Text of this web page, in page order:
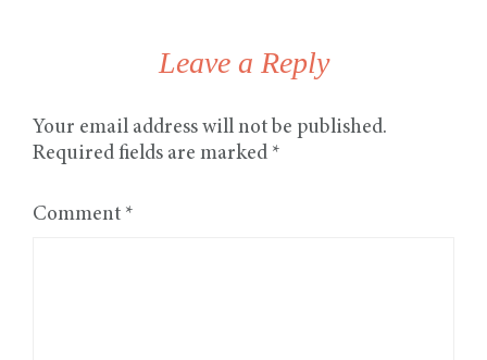
Leave a Reply
Your email address will not be published.
Required fields are marked *
Comment *